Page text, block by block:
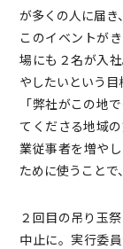
が多くの人に届き
このイベントが
場にも２名が入
やしたいという目
「弊社がこの地
てくださる地域
業従事者を増や
ために使うことで
２回目の吊り玉
中止に。実行委